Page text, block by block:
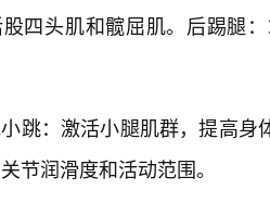
四头肌和髋屈肌。后踢腿
跳：激活小腿肌群，提高
节润滑度和活动范围。